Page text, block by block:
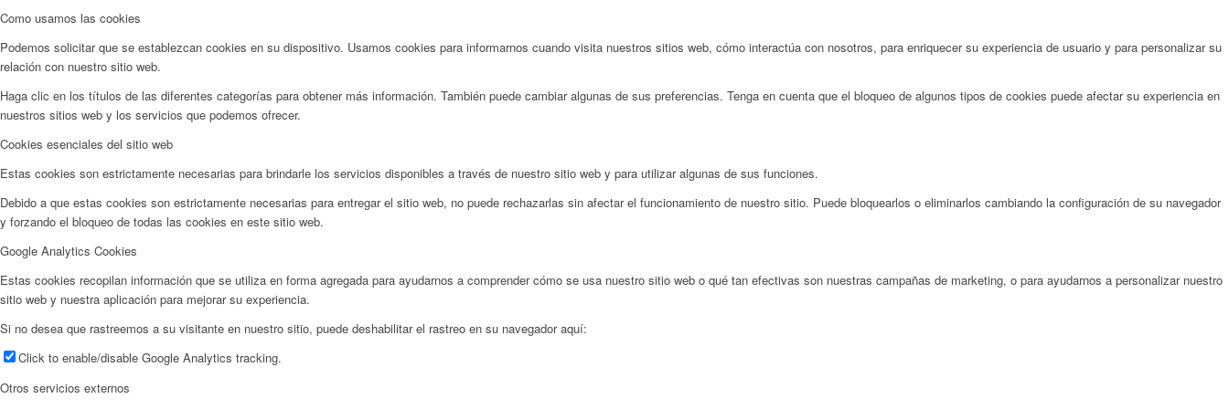
Como usamos las cookies
Podemos solicitar que se establezcan cookies en su dispositivo. Usamos cookies para informarnos cuando visita nuestros sitios web, cómo interactúa con nosotros, para enriquecer su experiencia de usuario y para personalizar su
relación con nuestro sitio web.
Haga clic en los títulos de las diferentes categorías para obtener más información. También puede cambiar algunas de sus preferencias. Tenga en cuenta que el bloqueo de algunos tipos de cookies puede afectar su experiencia en
nuestros sitios web y los servicios que podemos ofrecer.
Cookies esenciales del sitio web
Estas cookies son estrictamente necesarias para brindarle los servicios disponibles a través de nuestro sitio web y para utilizar algunas de sus funciones.
Debido a que estas cookies son estrictamente necesarias para entregar el sitio web, no puede rechazarlas sin afectar el funcionamiento de nuestro sitio. Puede bloquearlos o eliminarlos cambiando la configuración de su navegador
y forzando el bloqueo de todas las cookies en este sitio web.
Google Analytics Cookies
Estas cookies recopilan información que se utiliza en forma agregada para ayudarnos a comprender cómo se usa nuestro sitio web o qué tan efectivas son nuestras campañas de marketing, o para ayudarnos a personalizar nuestro
sitio web y nuestra aplicación para mejorar su experiencia.
Si no desea que rastreemos a su visitante en nuestro sitio, puede deshabilitar el rastreo en su navegador aquí:
Click to enable/disable Google Analytics tracking.
Otros servicios externos